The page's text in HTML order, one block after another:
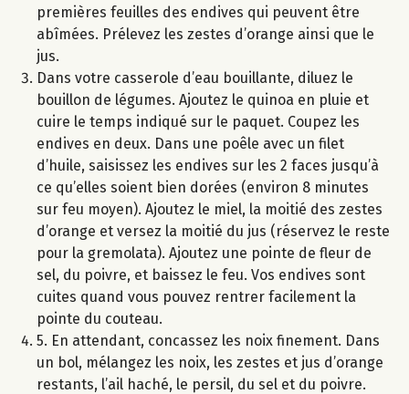
premières feuilles des endives qui peuvent être
abîmées. Prélevez les zestes d’orange ainsi que le
jus.
Dans votre casserole d’eau bouillante, diluez le
bouillon de légumes. Ajoutez le quinoa en pluie et
cuire le temps indiqué sur le paquet. Coupez les
endives en deux. Dans une poêle avec un filet
d’huile, saisissez les endives sur les 2 faces jusqu’à
ce qu’elles soient bien dorées (environ 8 minutes
sur feu moyen). Ajoutez le miel, la moitié des zestes
d’orange et versez la moitié du jus (réservez le reste
pour la gremolata). Ajoutez une pointe de fleur de
sel, du poivre, et baissez le feu. Vos endives sont
cuites quand vous pouvez rentrer facilement la
pointe du couteau.
5. En attendant, concassez les noix finement. Dans
un bol, mélangez les noix, les zestes et jus d’orange
restants, l’ail haché, le persil, du sel et du poivre.